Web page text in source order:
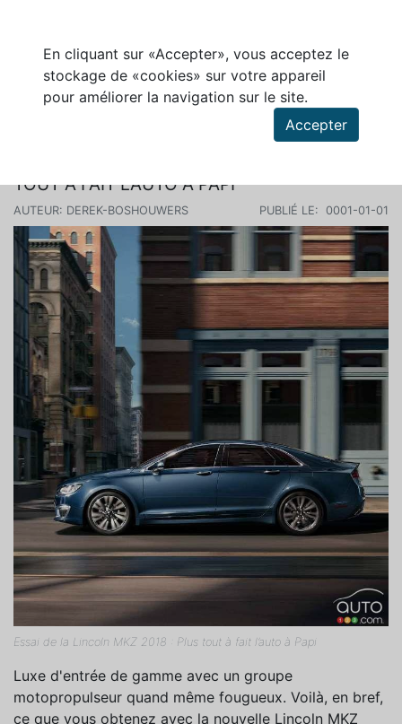
En cliquant sur «Accepter», vous acceptez le
stockage de «cookies» sur votre appareil
pour améliorer la navigation sur le site.
Accepter
TOUT À FAIT L’AUTO À PAPI
AUTEUR: DEREK-BOSHOUWERS PUBLIÉ LE: 0001-01-01
Essai de la Lincoln MKZ 2018 : Plus tout à fait l’auto à Papi
Luxe d'entrée de gamme avec un groupe
motopropulseur quand même fougueux. Voilà, en bref,
ce que vous obtenez avec la nouvelle Lincoln MKZ